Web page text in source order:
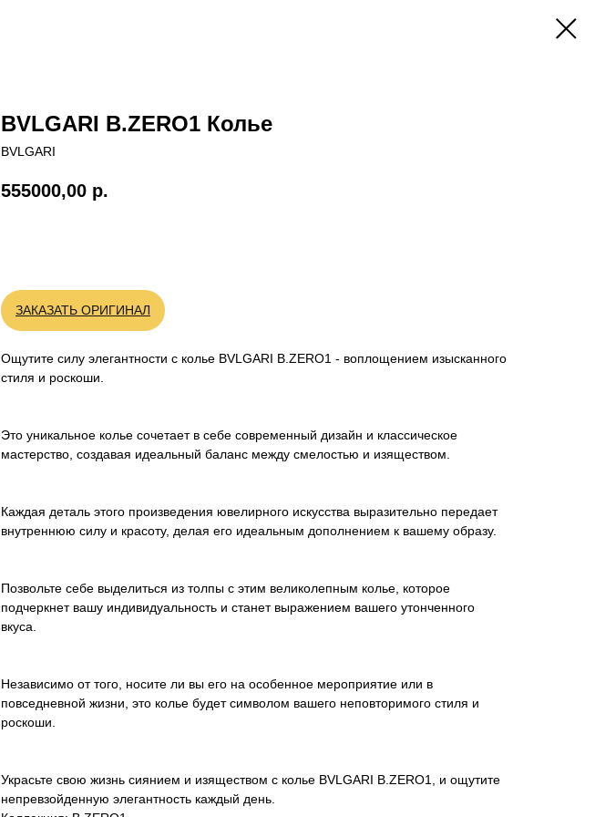
BVLGARI B.ZERO1 Колье
BVLGARI
555000,00 р.
ЗАКАЗАТЬ ОРИГИНАЛ
Ощутите силу элегантности с колье BVLGARI B.ZERO1 - воплощением изысканного
стиля и роскоши.
Это уникальное колье сочетает в себе современный дизайн и классическое
мастерство, создавая идеальный баланс между смелостью и изяществом.
Каждая деталь этого произведения ювелирного искусства выразительно передает
внутреннюю силу и красоту, делая его идеальным дополнением к вашему образу.
Позвольте себе выделиться из толпы с этим великолепным колье, которое
подчеркнет вашу индивидуальность и станет выражением вашего утонченного
вкуса.
Независимо от того, носите ли вы его на особенное мероприятие или в
повседневной жизни, это колье будет символом вашего неповторимого стиля и
роскоши.
Украсьте свою жизнь сиянием и изяществом с колье BVLGARI B.ZERO1, и ощутите
непревзойденную элегантность каждый день.